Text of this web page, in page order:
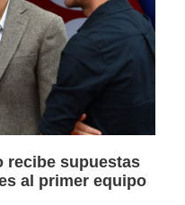
recibe supuestas
al primer equipo